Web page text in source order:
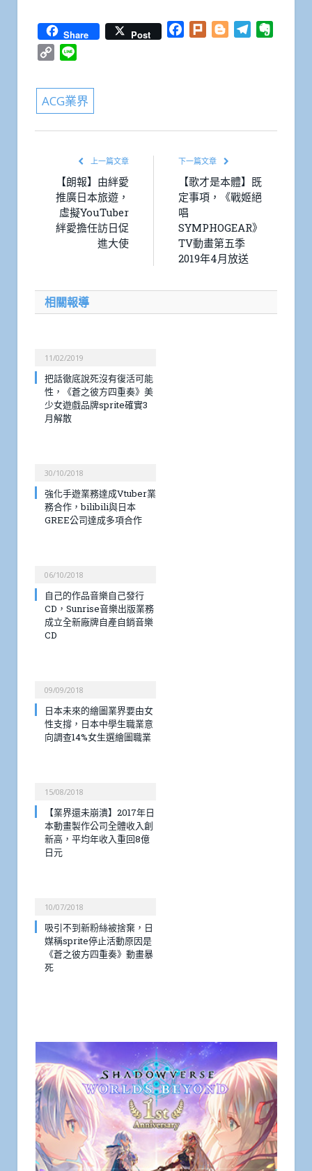
Share Post Facebook
Plurk BloggerTelegram
Copy
ACG業界
上一篇文章
【朗報】由絆愛
推廣日本旅遊，
虛擬YouTuber
絆愛擔任訪日促
進大使
下一篇文章
【歌才是本體】既
定事項，《戰姬絕
唱
SYMPHOGEAR》
TV動畫第五季
2019年4月放送
相關報導
11/02/2019
把話徹底說死沒有復活可能
性，《蒼之彼方四重奏》美
少女遊戲品牌sprite確實3
月解散
30/10/2018
強化手遊業務達成Vtuber業
務合作，bilibili與日本
GREE公司達成多項合作
06/10/2018
自己的作品音樂自己發行
CD，Sunrise音樂出版業務
成立全新廠牌自產自銷音樂
CD
09/09/2018
日本未來的繪圖業界要由女
性支撐，日本中學生職業意
向調查14%女生選繪圖職業
15/08/2018
【業界還未崩潰】2017年日
本動畫製作公司全體收入創
新高，平均年收入重回8億
日元
10/07/2018
吸引不到新粉絲被捨棄，日
媒稱sprite停止活動原因是
《蒼之彼方四重奏》動畫暴
死